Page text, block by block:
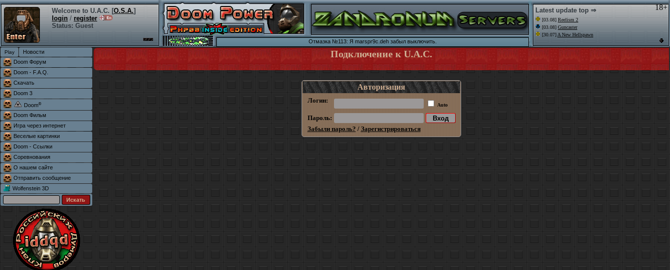
18+
Welcome to U.A.C. [O.S.A.]
login / register
Status: Guest
Latest update top ⇒
[03.08] Reelism 2
[03.08] Guncaster
[30.07] A New Hellspawn
Отмазка №113: Я marspr9c.deh забыл выключить.
Новости
Doom Форум
Doom - F.A.Q.
Скачать
Doom 3
Doom®
Doom Фильм
Игра через интернет
Веселые картинки
Doom - Ссылки
Соревнования
О нашем сайте
Отправить сообщение
Wolfenstein 3D
Подключение к U.A.C.
Авторизация
Логин:
Auto
Пароль:
Забыли пароль? / Зарегистрироваться